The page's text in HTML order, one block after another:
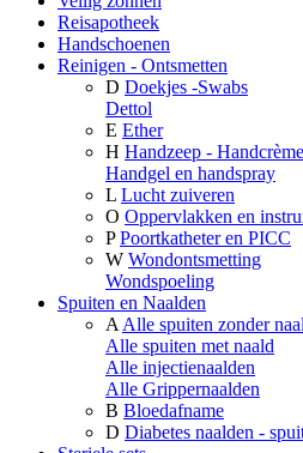
Reisapotheek
Handschoenen
Reinigen - Ontsmetten
D Doekjes -Swabs
Dettol
E Ether
H Handzeep - Handcrème
Handgel en handspray
L Lucht zuiveren
O Oppervlakken en
P Poortkatheter en PICC
W Wondontsmetting
Wondspoeling
Spuiten en Naalden
A Alle spuiten zonder
Alle spuiten met naald
Alle injectienaalden
Alle Grippernaalden
B Bloedafname
D Diabetes naalden -